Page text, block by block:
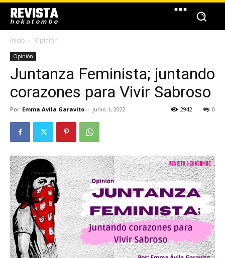
REVISTA
hekatombe
Inicio Opinión
Opinión
Juntanza Feminista; juntando
corazones para Vivir Sabroso
Por Emma Avila Garavito - junio 1, 2022 0
2942